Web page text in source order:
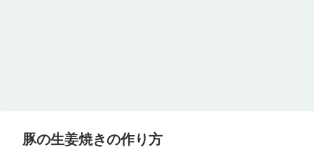
豚の生姜焼きの作り方